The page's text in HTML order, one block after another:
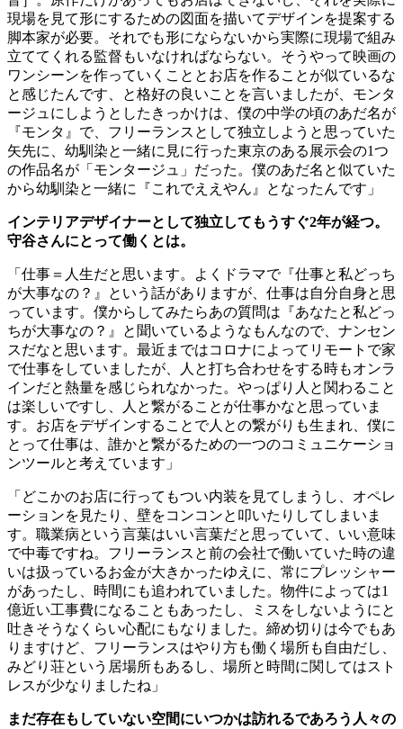
現場を見て形にするための図面を描いてデザインを提案する
脚本家が必要。それでも形にならないから実際に現場で組み
立ててくれる監督もいなければならない。そうやって映画の
ワンシーンを作っていくこととお店を作ることが似ているな
と感じたんです、と格好の良いことを言いましたが、モンタ
ージュにしようとしたきっかけは、僕の中学の頃のあだ名が
『モンタ』で、フリーランスとして独立しようと思っていた
矢先に、幼馴染と一緒に見に行った東京のある展示会の1つ
の作品名が「モンタージュ」だった。僕のあだ名と似ていた
から幼馴染と一緒に『これでええやん』となったんです」
インテリアデザイナーとして独立してもうすぐ2年が経つ。
守谷さんにとって働くとは。
「仕事＝人生だと思います。よくドラマで『仕事と私どっち
が大事なの？』という話がありますが、仕事は自分自身と思
っています。僕からしてみたらあの質問は『あなたと私どっ
ちが大事なの？』と聞いているようなもんなので、ナンセン
スだなと思います。最近まではコロナによってリモートで家
で仕事をしていましたが、人と打ち合わせをする時もオンラ
インだと熱量を感じられなかった。やっぱり人と関わること
は楽しいですし、人と繋がることが仕事かなと思っていま
す。お店をデザインすることで人との繋がりも生まれ、僕に
とって仕事は、誰かと繋がるための一つのコミュニケーショ
ンツールと考えています」
「どこかのお店に行ってもつい内装を見てしまうし、オペレ
ーションを見たり、壁をコンコンと叩いたりしてしまいま
す。職業病という言葉はいい言葉だと思っていて、いい意味
で中毒ですね。フリーランスと前の会社で働いていた時の違
いは扱っているお金が大きかったゆえに、常にプレッシャー
があったし、時間にも追われていました。物件によっては1
億近い工事費になることもあったし、ミスをしないようにと
吐きそうなくらい心配にもなりました。締め切りは今でもあ
りますけど、フリーランスはやり方も働く場所も自由だし、
みどり荘という居場所もあるし、場所と時間に関してはスト
レスが少なりましたね」
まだ存在もしていない空間にいつかは訪れるであろう人々の